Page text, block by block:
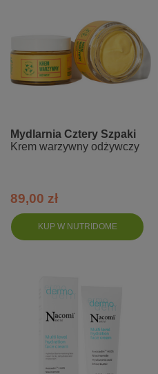
KUP W NUTRIDOME
Mydlarnia Cztery Szpaki
Krem warzywny odżywczy
89,00 zł